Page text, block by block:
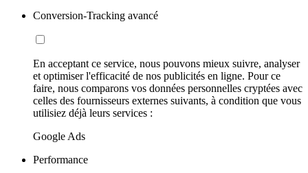
Conversion-Tracking avancé
En acceptant ce service, nous pouvons mieux suivre, analyser
et optimiser l'efficacité de nos publicités en ligne. Pour ce
faire, nous comparons vos données personnelles cryptées avec
celles des fournisseurs externes suivants, à condition que vous
utilisiez déjà leurs services :
Google Ads
Performance